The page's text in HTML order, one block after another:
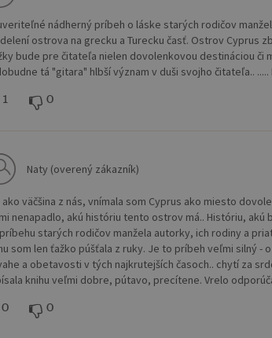
nádherný príbeh o láske starých rodičov
ostrova na grecku a Turecku časť. Ostrov Cyprus
bude pre čitateľa nielen dovolenkovou destináciou či
tá "gitara" hlbší význam v duši svojho čitateľa..
1 0
Naty (overený zákazník)
ako väčšina z nás, vnímala som Cyprus ako miesto
nenapadlo, akú históriu tento ostrov má.. Históriu, akú
starých rodičov manžela autorky, ich rodiny a
som len ťažko púšťala z ruky. Je to príbeh veľmi silný -
a obetavosti v tých najkrutejších časoch.. chytí za
knihu veľmi dobre, pútavo, precítene. Vrelo
0 0